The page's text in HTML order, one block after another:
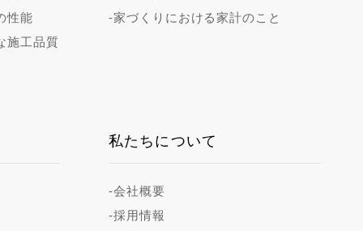
性能
施工品質
-家づくりにおける家計のこと
私たちについて
-会社概要
-採用情報